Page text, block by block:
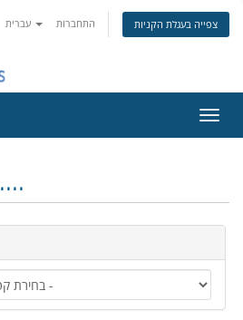
התחברות צפייה בעגלת הקניות
ניווט
בחרו דומיין....